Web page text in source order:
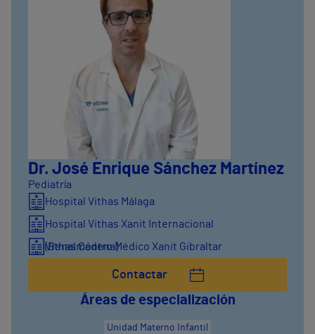
Dr. José Enrique Sánchez Martínez
Pediatría
Hospital Vithas Málaga
Hospital Vithas Xanit Internacional
(Benalmádena)
Vithas Centro Médico Xanit Gibraltar
Contactar
Áreas de especialización
Unidad Materno Infantil